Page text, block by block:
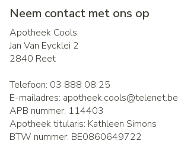
Neem contact met ons op
Apotheek Cools
Jan Van Eycklei 2
2840 Reet
Telefoon: 03 888 08 25
E-mailadres: apotheek.cools@telenet.be
APB nummer: 114403
Apotheek titularis: Kathleen Simons
BTW nummer: BE0860649722